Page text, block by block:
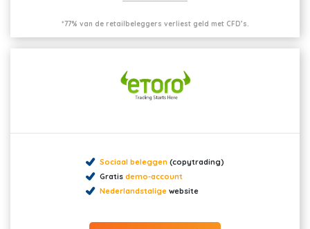
*77% van de retailbeleggers verliest geld met CFD’s.
Sociaal beleggen (copytrading)
Gratis demo-account
Nederlandstalige website